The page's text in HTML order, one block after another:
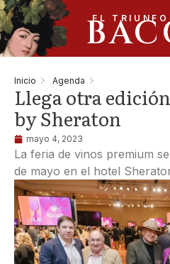
EL TRIUNFO
Inicio Agenda
Llega otra
by Sheraton
mayo 4, 2023
La feria de vinos premium
de mayo en el hotel